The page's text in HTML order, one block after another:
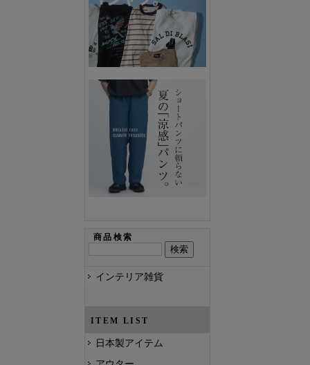
商品検索
インテリア雑貨
ITEM LIST
日本製アイテム